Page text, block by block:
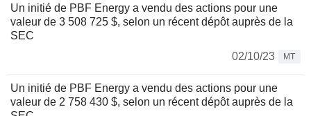
Un initié de PBF Energy a vendu des actions pour une
valeur de 3 508 725 $, selon un récent dépôt auprès de la
SEC
02/10/23
MT
Un initié de PBF Energy a vendu des actions pour une
valeur de 2 758 430 $, selon un récent dépôt auprès de la